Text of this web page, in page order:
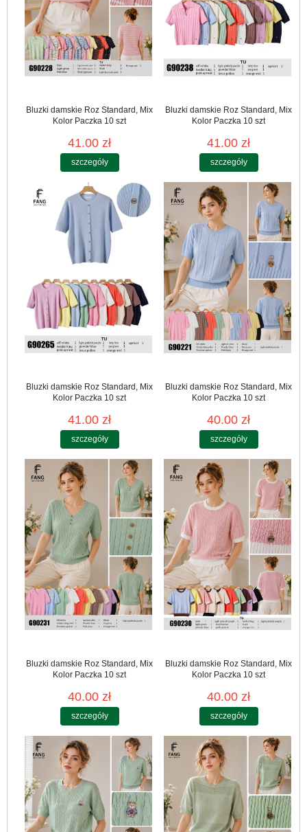
Bluzki damskie Roz Standard, Mix
Kolor Paczka 10 szt
41.00 zł
szczegóły
Bluzki damskie Roz Standard, Mix
Kolor Paczka 10 szt
41.00 zł
szczegóły
Bluzki damskie Roz Standard, Mix
Kolor Paczka 10 szt
41.00 zł
szczegóły
Bluzki damskie Roz Standard, Mix
Kolor Paczka 10 szt
40.00 zł
szczegóły
Bluzki damskie Roz Standard, Mix
Kolor Paczka 10 szt
40.00 zł
szczegóły
Bluzki damskie Roz Standard, Mix
Kolor Paczka 10 szt
40.00 zł
szczegóły